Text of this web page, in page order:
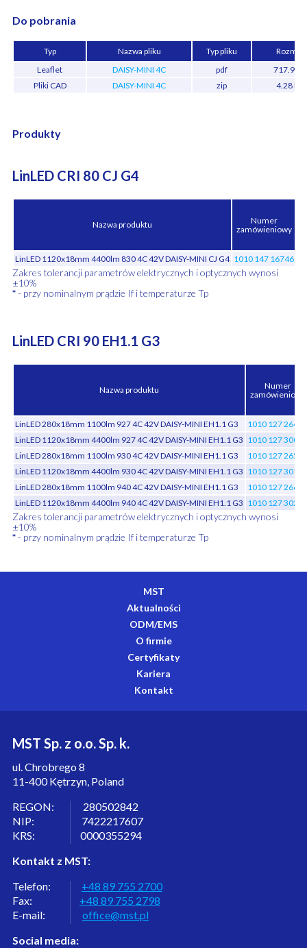
Do pobrania
Typ Nazwa pliku Typ pliku
Rozmiar
Leaflet
DAISY-MINI 4C pdf
717.92
Pliki CAD
DAISY-MINI 4C zip 4.28 MB
Produkty
LinLED CRI 80 CJ G4
Nazwa produktu
Numer
zamówieniowy
LinLED 1120x18mm 4400lm 830 4C 42V DAISY-MINI CJ G4 1010 147 16746
Zakres tolerancji parametrów elektrycznych i optycznych wynosi
±10%
*- przy nominalnym prądzie If i temperaturze Tp
LinLED CRI 90 EH1.1 G3
Nazwa produktu
Numer
zamówieniowy
LinLED 280x18mm 1100lm 927 4C 42V DAISY-MINI EH1.1 G3
1010 127 26446
LinLED 1120x18mm 4400lm 927 4C 42V DAISY-MINI EH1.1 G3 1010 127 30046
LinLED 280x18mm 1100lm 930 4C 42V DAISY-MINI EH1.1 G3
1010 127 26546
LinLED 1120x18mm 4400lm 930 4C 42V DAISY-MINI EH1.1 G3 1010 127 30146
LinLED 280x18mm 1100lm 940 4C 42V DAISY-MINI EH1.1 G3
1010 127 26646
LinLED 1120x18mm 4400lm 940 4C 42V DAISY-MINI EH1.1 G3 1010 127 30246
Zakres tolerancji parametrów elektrycznych i optycznych wynosi
±10%
*- przy nominalnym prądzie If i temperaturze Tp
MST
Aktualności
ODM/EMS
O firmie
Certyfikaty
Kariera
Kontakt
MST Sp. z o.o. Sp. k.
ul. Chrobrego 8
11-400 Kętrzyn, Poland
REGON: 280502842
NIP: 7422217607
KRS: 0000355294
Kontakt z MST:
Telefon: +48 89 755 2700
Fax: +48 89 755 2798
E-mail: office@mst.pl
Social media: